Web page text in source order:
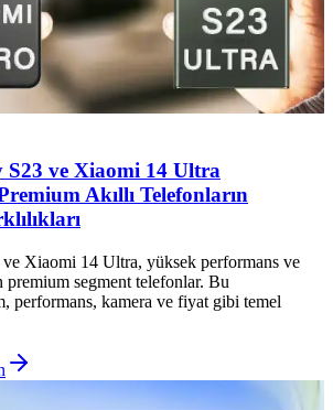
S23 ve Xiaomi 14 Ultra
Akıllı Telefonların
ve Xiaomi 14 Ultra, yüksek performans ve
premium segment telefonlar. Bu
performans, kamera ve fiyat gibi temel